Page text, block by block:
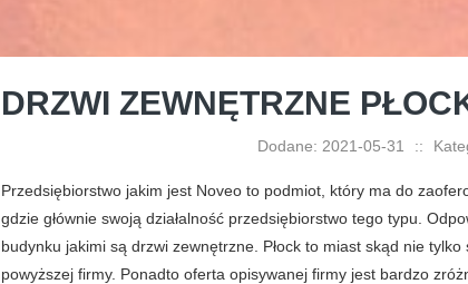
DRZWI ZEWNĘTRZNE
Dodane: 2021-05-31 ::
Przedsiębiorstwo jakim jest Noveo to podmiot, który ma do
gdzie głównie swoją działalność przedsiębiorstwo tego typu.
budynku jakimi są drzwi zewnętrzne. Płock to miast skąd nie
powyższej firmy. Ponadto oferta opisywanej firmy jest bardzo